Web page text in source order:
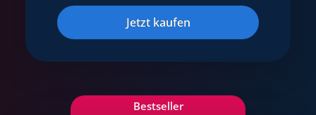
Jetzt kaufen
Bestseller